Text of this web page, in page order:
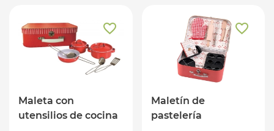
Maleta con
utensilios de cocina
Maletín de
pastelería